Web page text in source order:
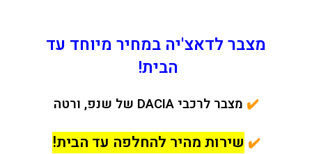
מצבר לדאצ'יה במחיר מיוחד עד
הבית!
✔️ מצבר לרכבי DACIA של שנפ, ורטה
✔️ שירות מהיר להחלפה עד הבית!